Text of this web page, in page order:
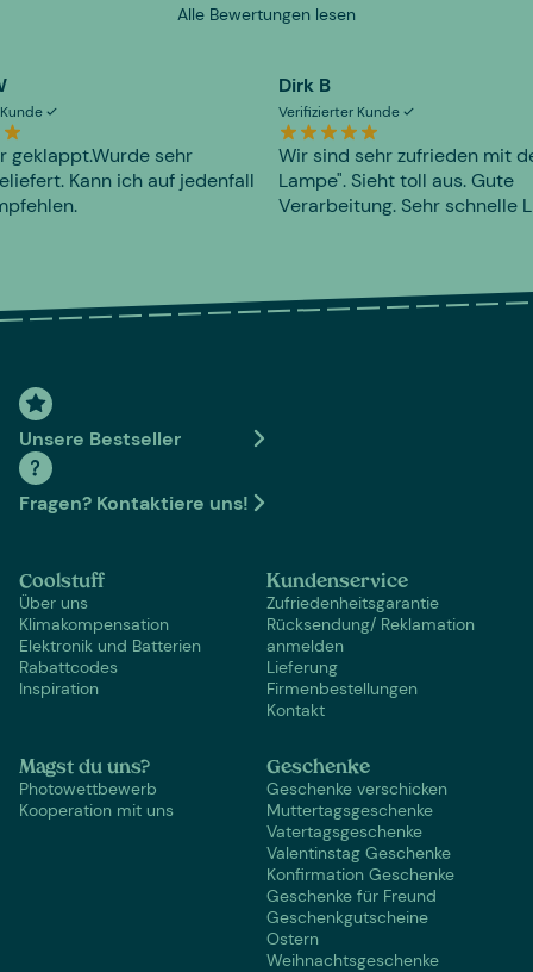
Alle Bewertungen lesen
geklappt.Wurde sehr
Kann ich auf jedenfall
Dirk B
Verifizierter Kunde
Wir sind sehr zufrieden mit
Lampe". Sieht toll aus. Gute
Verarbeitung. Sehr schnelle
Unsere Bestseller
Fragen? Kontaktiere uns!
Coolstuff
Über uns
Klimakompensation
Elektronik und Batterien
Rabattcodes
Inspiration
Kundenservice
Zufriedenheitsgarantie
Rücksendung/ Reklamation
anmelden
Lieferung
Firmenbestellungen
Kontakt
Magst du uns?
Photowettbewerb
Kooperation mit uns
Geschenke
Geschenke verschicken
Muttertagsgeschenke
Vatertagsgeschenke
Valentinstag Geschenke
Konfirmation Geschenke
Geschenke für Freund
Geschenkgutscheine
Ostern
Weihnachtsgeschenke